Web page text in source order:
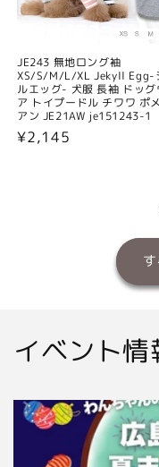
JE243 無地ロング袖
XS/S/M/L/XL Jekyll Egg-
ルエッグ- 犬服 長袖 ドッグ
ア トイプードル チワワ ポ
アン JE21AW je151243-1
通
¥2,145
イベント情